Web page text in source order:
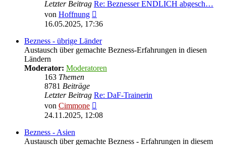
Letzter Beitrag Re: Beznesser ENDLICH abgesch…
von Hoffnung
Beitrag
16.05.2025, 17:36
Bezness - übrige Länder
Austausch über gemachte Bezness-Erfahrungen in diesen
Ländern
Moderator: Moderatoren
163 Themen
8781 Beiträge
Letzter Beitrag Re: DaF-Trainerin
von Cimmone
Beitrag
24.11.2025, 12:08
Bezness - Asien
Austausch über gemachte Bezness - Erfahrungen in diesem